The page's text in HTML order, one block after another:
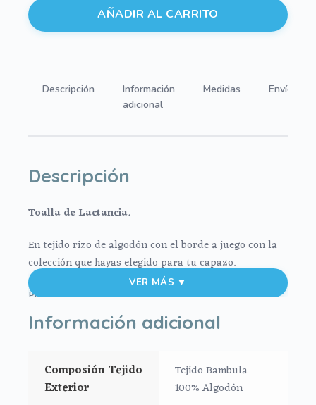
Lactancia
Bambula
AÑADIR AL CARRITO
Descripción
Información
adicional
Medidas Envíos
Descripción
Toalla de Lactancia.
En tejido rizo de algodón con el borde a juego con la
colección que hayas elegido para tu capazo.
Perfecta para el uso diario con tu bebe sobre todo
para poner al hombro después de cada toma.
**Puedes lavar a mano o en lavadora, siempre agua
fría, jabones no abrasivos y secado al natural.
VER MÁS ▼
Información adicional
Composión Tejido
Exterior
Tejido Bambula
100% Algodón